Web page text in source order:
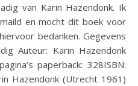
van Karin Hazendonk. Ik
en mocht dit boek voor
bedanken. Gegevens
Auteur: Karin Hazendonk
paperback: 328ISBN:
Hazendonk (Utrecht 1961)